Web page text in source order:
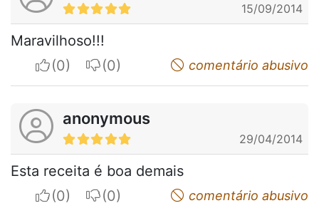
15/09/2014
Maravilhoso!!!
I apreciateI do not appreciatecomentário abusivo
anonymous
29/04/2014
Esta receita é boa demais
I apreciateI do not appreciatecomentário abusivo